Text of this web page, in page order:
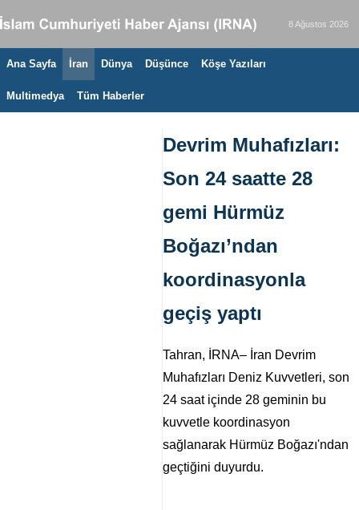
8 Ağustos 2026
Ana Sayfa İran Dünya Düşünce Köşe Yazıları
Multimedya Tüm Haberler
Devrim Muhafızları:
Son 24 saatte 28
gemi Hürmüz
Boğazı’ndan
koordinasyonla
geçiş yaptı
Tahran, İRNA– İran Devrim
Muhafızları Deniz Kuvvetleri, son
24 saat içinde 28 geminin bu
kuvvetle koordinasyon
sağlanarak Hürmüz Boğazı'ndan
geçtiğini duyurdu.